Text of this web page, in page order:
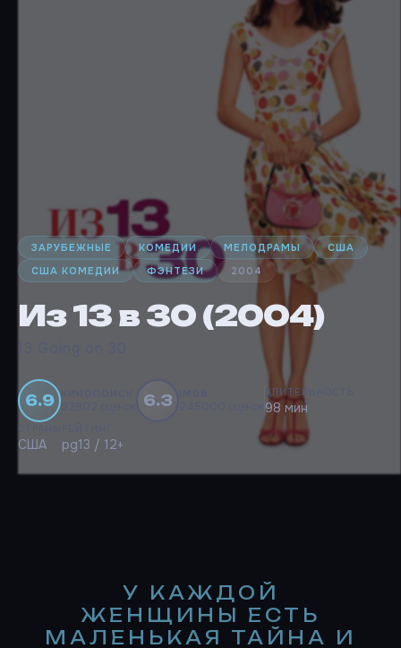
ЗАРУБЕЖНЫЕ КОМЕДИИ МЕЛОДРАМЫ
США
США КОМЕДИИ
ФЭНТЕЗИ 2004
Из 13 в 30 (2004)
6.9 6.3 ДЛИТЕЛЬНОСТЬ
98 мин
СТРАНЫ
США pg13 / 12+
У КАЖДОЙ
ЖЕНЩИНЫ ЕСТЬ
МАЛЕНЬКАЯ ТАЙНА И